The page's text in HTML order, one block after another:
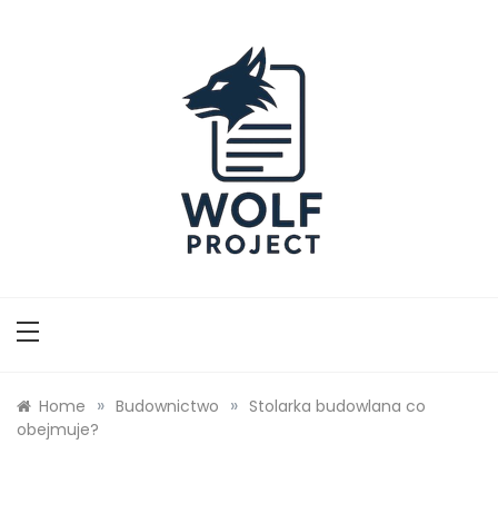
Home » Budownictwo » Stolarka budowlana co
obejmuje?